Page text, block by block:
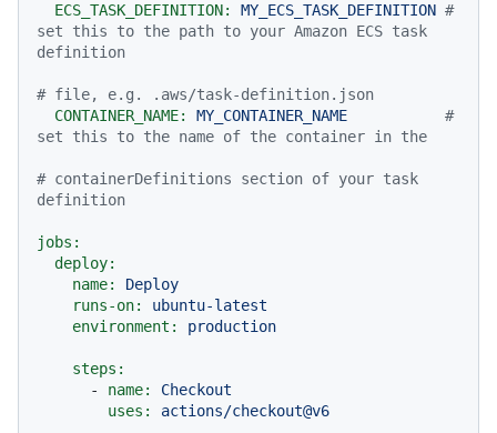
ECS_TASK_DEFINITION:
MY_ECS_TASK_DEFINITION #
set this to the path to your Amazon ECS task
definition
# file, e.g. .aws/task-definition.json
CONTAINER_NAME:
MY_CONTAINER_NAME
#
set this to the name of the container in the
# containerDefinitions section of your task
definition
jobs:
deploy:
name:
Deploy
runs-on:
ubuntu-latest
environment:
production
steps:
-
name:
Checkout
uses:
actions/checkout@v6